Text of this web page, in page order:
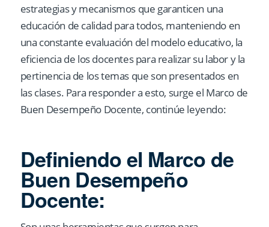
estrategias y mecanismos que garanticen una
educación de calidad para todos, manteniendo en
una constante evaluación del modelo educativo, la
eficiencia de los docentes para realizar su labor y la
pertinencia de los temas que son presentados en
las clases. Para responder a esto, surge el Marco de
Buen Desempeño Docente, continúe leyendo:
Definiendo el Marco de
Buen Desempeño
Docente: